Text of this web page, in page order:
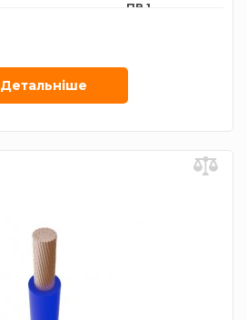
ПВ 1
Детальнiше